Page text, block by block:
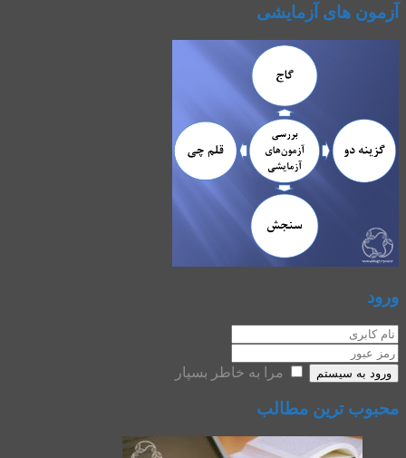
آزمون های آزمایشی
ورود
ورود به سیستم مرا به خاطر بسپار
محبوب ترین مطالب